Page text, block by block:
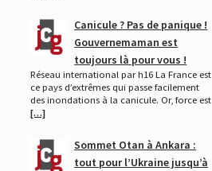
Canicule ? Pas de panique !
Gouvernemaman est
toujours là pour vous !
Réseau international par h16 La France est
ce pays d’extrêmes qui passe facilement
des inondations à la canicule. Or, force est
[…]
Sommet Otan à Ankara :
tout pour l’Ukraine jusqu’à